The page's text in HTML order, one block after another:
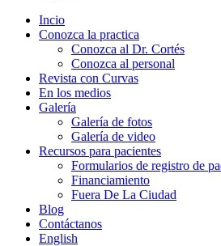
Incio
Conozca la practica
Conozca al Dr. Cortés
Conozca al personal
Revista con Curvas
En los medios
Galería
Galería de fotos
Galería de video
Recursos para pacientes
Formularios de registro de
Financiamiento
Fuera De La Ciudad
Blog
Contáctanos
English